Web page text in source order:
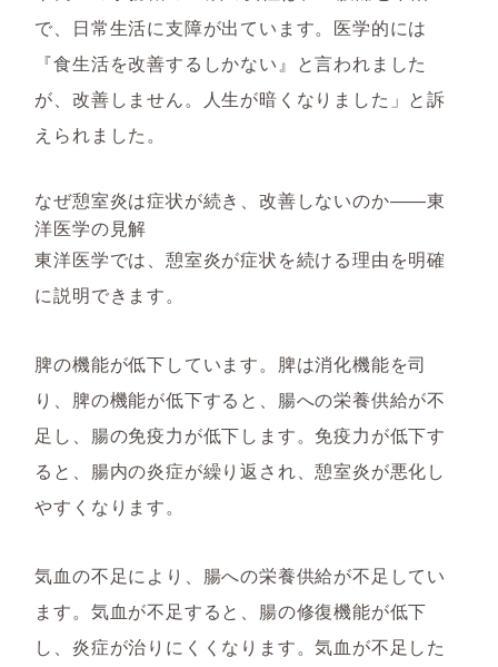
で、日常生活に支障が出ています。医学的には
『食生活を改善するしかない』と言われました
が、改善しません。人生が暗くなりました」と訴
えられました。
なぜ憩室炎は症状が続き、改善しないのか――東
洋医学の見解
東洋医学では、憩室炎が症状を続ける理由を明確
に説明できます。
脾の機能が低下しています。脾は消化機能を司
り、脾の機能が低下すると、腸への栄養供給が不
足し、腸の免疫力が低下します。免疫力が低下す
ると、腸内の炎症が繰り返され、憩室炎が悪化し
やすくなります。
気血の不足により、腸への栄養供給が不足してい
ます。気血が不足すると、腸の修復機能が低下
し、炎症が治りにくくなります。気血が不足した